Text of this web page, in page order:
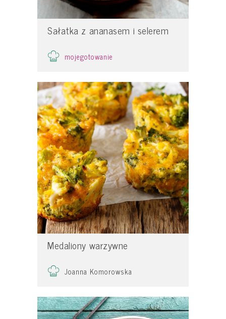
Sałatka z ananasem i selerem
mojegotowanie
Medaliony warzywne
Joanna Komorowska